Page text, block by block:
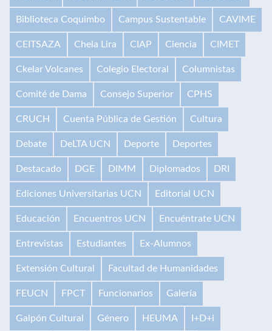
Biblioteca Coquimbo Campus Sustentable CAVIME
CEITSAZA Chela Lira CIAP Ciencia CIMET
Ckelar Volcanes Colegio Electoral Columnistas
Comité de Dama Consejo Superior CPHS
CRUCH Cuenta Pública de Gestión Cultura
Debate DeLTA UCN Deporte Deportes
Destacado DGE DIMM Diplomados DRI
Ediciones Universitarias UCN Editorial UCN
Educación Encuentros UCN Encuéntrate UCN
Entrevistas Estudiantes Ex-Alumnos
Extensión Cultural Facultad de Humanidades
FEUCN FPCT Funcionarios Galería
Galpón Cultural Género HEUMA I+D+i